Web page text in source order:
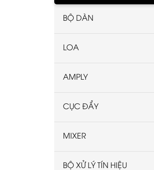
Work Pro
LEAK
Luxman
Studiomaster
BỘ DÀN
LOA
AMPLY
CỤC ĐẨY
MIXER
BỘ XỬ LÝ TÍN HIỆU